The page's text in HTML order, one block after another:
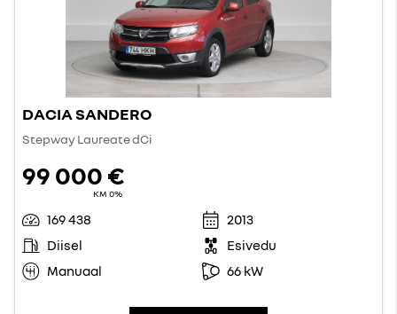
DACIA SANDERO
Stepway Laureate dCi
99 000 €
KM 0%
169 438
2013
Diisel
Esivedu
Manuaal
66 kW